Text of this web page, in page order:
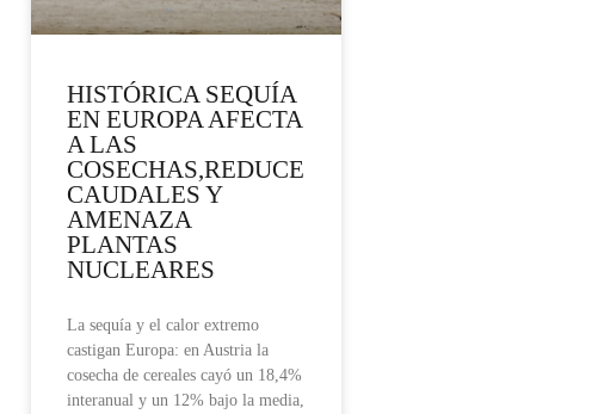
HISTÓRICA SEQUÍA
EN EUROPA AFECTA
A LAS
COSECHAS,REDUCE
CAUDALES Y
AMENAZA
PLANTAS
NUCLEARES
La sequía y el calor extremo
castigan Europa: en Austria la
cosecha de cereales cayó un 18,4%
interanual y un 12% bajo la media,